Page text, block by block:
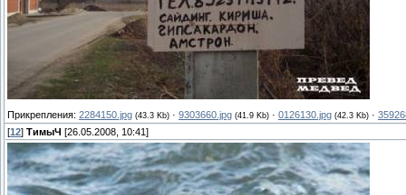
Прикрепления: 2284150.jpg (43.3 Kb) · 9303660.jpg (41.9 Kb) · 0126130.jpg (42.3 Kb) ·
[12] ТимыЧ [26.05.2008, 10:41]